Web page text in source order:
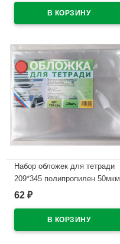
арт.19613/13879
(Ст.12/144/1728)
В наличии
Набор обложек для тетради
209*345 полипропилен 50мкм
10 штук в наборе арт.Т50-10п
62 ₽